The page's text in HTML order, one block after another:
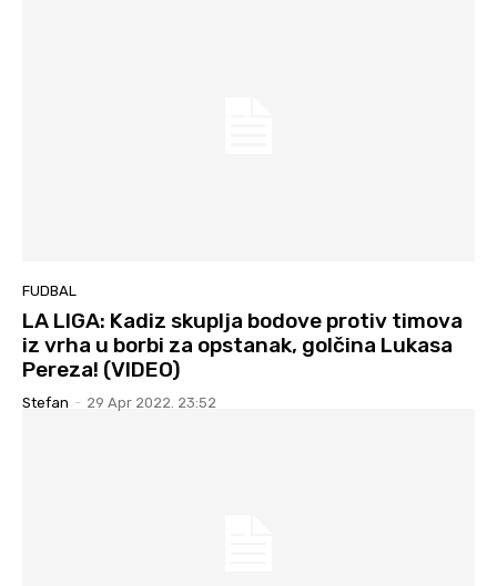
FUDBAL
LA LIGA: Kadiz skuplja bodove protiv timova
iz vrha u borbi za opstanak, golčina Lukasa
Pereza! (VIDEO)
Stefan - 29 Apr 2022. 23:52